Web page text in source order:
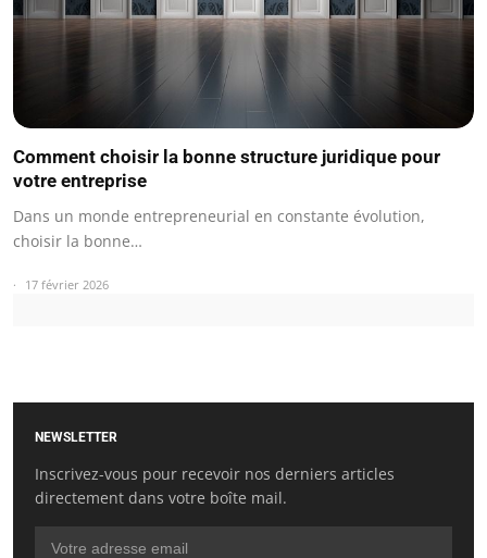
Comment choisir la bonne structure juridique pour
votre entreprise
Dans un monde entrepreneurial en constante évolution,
choisir la bonne…
17 février 2026
NEWSLETTER
Inscrivez-vous pour recevoir nos derniers articles
directement dans votre boîte mail.